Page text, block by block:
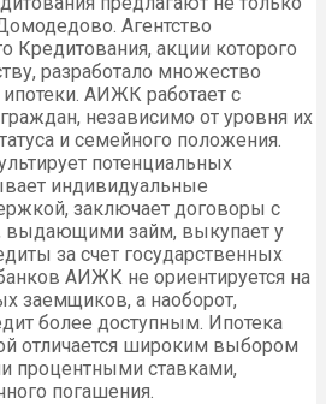
Агентство
Кредитования, акции которого
разработало множество
АИЖК работает с
независимо от уровня их
и семейного положения.
потенциальных
индивидуальные
заключает договоры с
выдающими займ, выкупает у
за счет государственных
АИЖК не ориентируется на
заемщиков, а наоборот,
более доступным. Ипотека
отличается широким выбором
процентными ставками,
погашения.